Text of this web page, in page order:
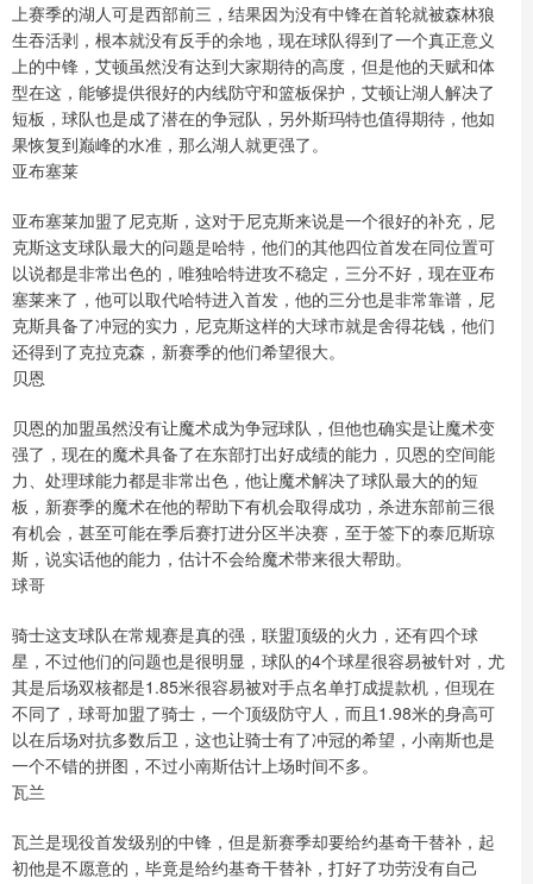
上赛季的湖人可是西部前三，结果因为没有中锋在首轮就被森林狼
生吞活剥，根本就没有反手的余地，现在球队得到了一个真正意义
上的中锋，艾顿虽然没有达到大家期待的高度，但是他的天赋和体
型在这，能够提供很好的内线防守和篮板保护，艾顿让湖人解决了
短板，球队也是成了潜在的争冠队，另外斯玛特也值得期待，他如
果恢复到巅峰的水准，那么湖人就更强了。
亚布塞莱
亚布塞莱加盟了尼克斯，这对于尼克斯来说是一个很好的补充，尼
克斯这支球队最大的问题是哈特，他们的其他四位首发在同位置可
以说都是非常出色的，唯独哈特进攻不稳定，三分不好，现在亚布
塞莱来了，他可以取代哈特进入首发，他的三分也是非常靠谱，尼
克斯具备了冲冠的实力，尼克斯这样的大球市就是舍得花钱，他们
还得到了克拉克森，新赛季的他们希望很大。
贝恩
贝恩的加盟虽然没有让魔术成为争冠球队，但他也确实是让魔术变
强了，现在的魔术具备了在东部打出好成绩的能力，贝恩的空间能
力、处理球能力都是非常出色，他让魔术解决了球队最大的的短
板，新赛季的魔术在他的帮助下有机会取得成功，杀进东部前三很
有机会，甚至可能在季后赛打进分区半决赛，至于签下的泰厄斯琼
斯，说实话他的能力，估计不会给魔术带来很大帮助。
球哥
骑士这支球队在常规赛是真的强，联盟顶级的火力，还有四个球
星，不过他们的问题也是很明显，球队的4个球星很容易被针对，尤
其是后场双核都是1.85米很容易被对手点名单打成提款机，但现在
不同了，球哥加盟了骑士，一个顶级防守人，而且1.98米的身高可
以在后场对抗多数后卫，这也让骑士有了冲冠的希望，小南斯也是
一个不错的拼图，不过小南斯估计上场时间不多。
瓦兰
瓦兰是现役首发级别的中锋，但是新赛季却要给约基奇干替补，起
初他是不愿意的，毕竟是给约基奇干替补，打好了功劳没有自己